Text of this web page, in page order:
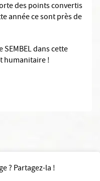
des points convertis
année ce sont près de
SEMBEL dans cette
humanitaire !
? Partagez-la !